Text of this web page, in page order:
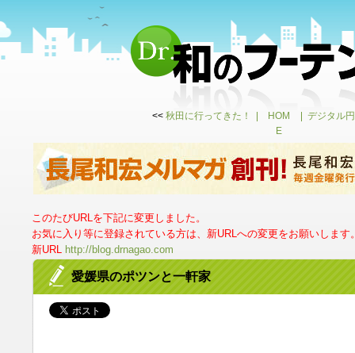
<< 秋田に行ってきた！
HOM
E
デジタル
このたびURLを下記に変更しました。
お気に入り等に登録されている方は、新URLへの変更をお願いします
新URL http://blog.drnagao.com
愛媛県のポツンと一軒家